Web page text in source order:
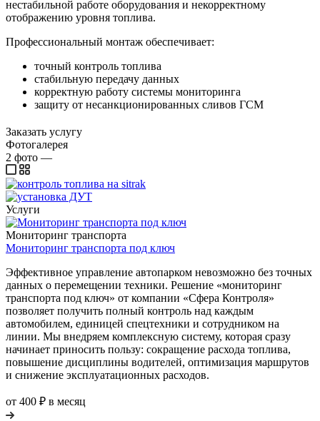
нестабильной работе оборудования и некорректному
отображению уровня топлива.
Профессиональный монтаж обеспечивает:
точный контроль топлива
стабильную передачу данных
корректную работу системы мониторинга
защиту от несанкционированных сливов ГСМ
Заказать услугу
Фотогалерея
2 фото —
Услуги
Мониторинг транспорта
Мониторинг транспорта под ключ
Эффективное управление автопарком невозможно без точных
данных о перемещении техники. Решение «мониторинг
транспорта под ключ» от компании «Сфера Контроля»
позволяет получить полный контроль над каждым
автомобилем, единицей спецтехники и сотрудником на
линии. Мы внедряем комплексную систему, которая сразу
начинает приносить пользу: сокращение расхода топлива,
повышение дисциплины водителей, оптимизация маршрутов
и снижение эксплуатационных расходов.
от 400 ₽ в месяц